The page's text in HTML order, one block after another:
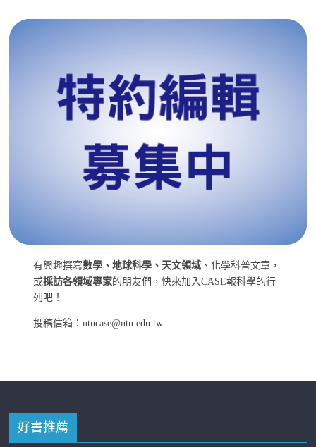
有興趣撰寫數學、地球科學、天文領域 、化學科普文章，
或採訪各領域專家的朋友們，快來加入CASE報科學的行
列吧！
投稿信箱：ntucase@ntu.edu.tw
好書推薦